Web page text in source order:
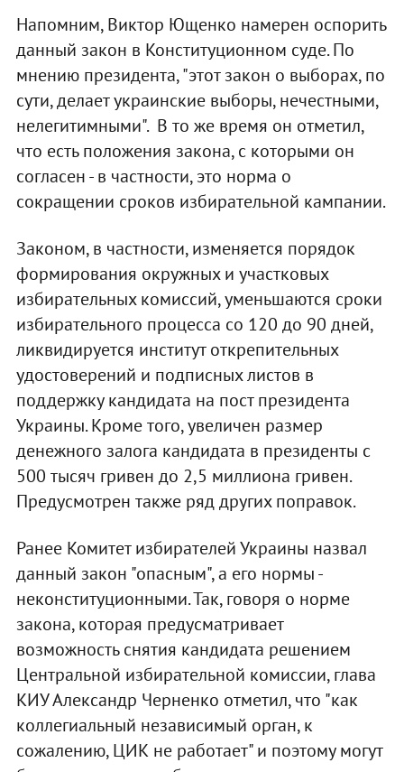
Напомним, Виктор Ющенко намерен оспорить
данный закон в Конституционном суде. По
мнению президента, "этот закон о выборах, по
сути, делает украинские выборы, нечестными,
нелегитимными". В то же время он отметил,
что есть положения закона, с которыми он
согласен - в частности, это норма о
сокращении сроков избирательной кампании.
Законом, в частности, изменяется порядок
формирования окружных и участковых
избирательных комиссий, уменьшаются сроки
избирательного процесса со 120 до 90 дней,
ликвидируется институт открепительных
удостоверений и подписных листов в
поддержку кандидата на пост президента
Украины. Кроме того, увеличен размер
денежного залога кандидата в президенты с
500 тысяч гривен до 2,5 миллиона гривен.
Предусмотрен также ряд других поправок.
Ранее Комитет избирателей Украины назвал
данный закон "опасным", а его нормы -
неконституционными. Так, говоря о норме
закона, которая предусматривает
возможность снятия кандидата решением
Центральной избирательной комиссии, глава
КИУ Александр Черненко отметил, что "как
коллегиальный независимый орган, к
сожалению, ЦИК не работает" и поэтому могут